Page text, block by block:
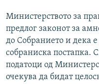
Министерството за
предлог законот за
до Собранието и дека
собраниска постапка.
податоци од
очекува да бидат